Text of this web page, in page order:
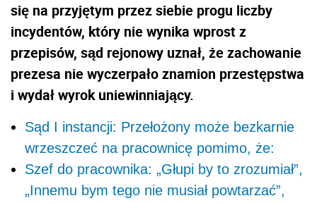
się na przyjętym przez siebie progu liczby
incydentów, który nie wynika wprost z
przepisów, sąd rejonowy uznał, że zachowanie
prezesa nie wyczerpało znamion przestępstwa
i wydał wyrok uniewinniający.
Sąd I instancji: Przełożony może bezkarnie
wrzeszczeć na pracownicę pomimo, że:
Szef do pracownika: „Głupi by to zrozumiał”,
„Innemu bym tego nie musiał powtarzać”,